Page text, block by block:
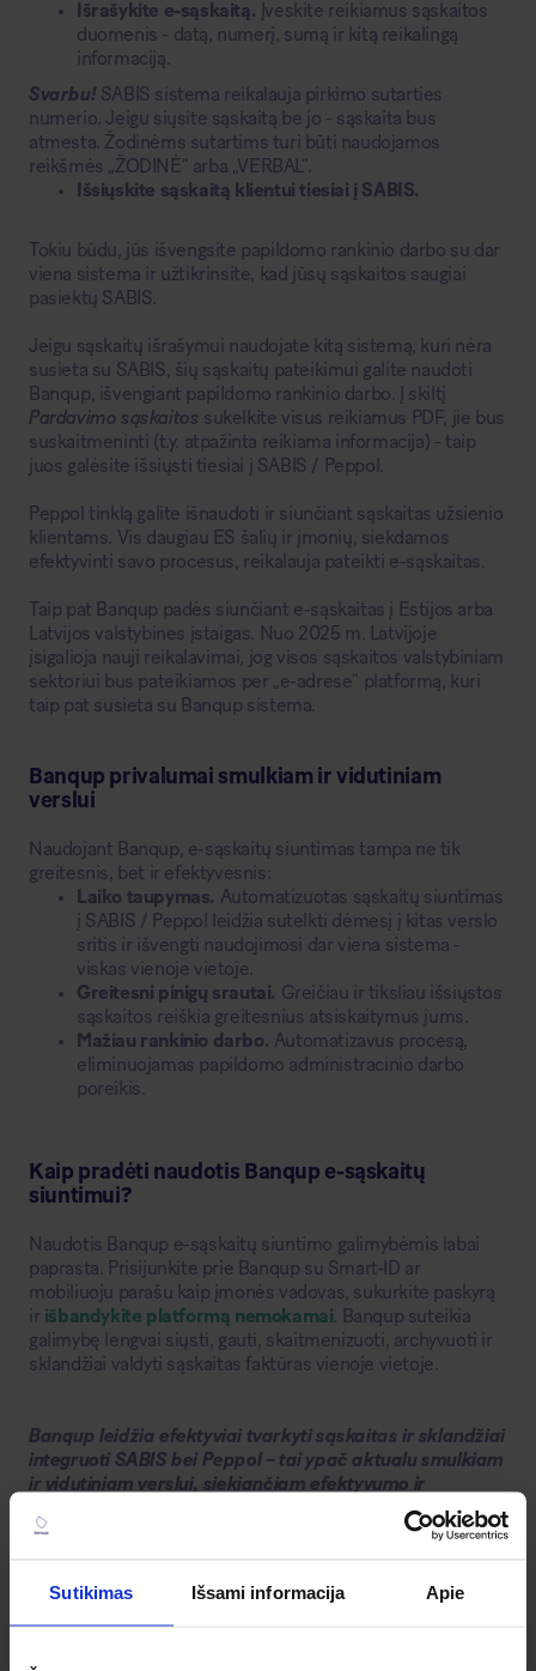
Sutikimas Išsami informacija Apie
Išrašykite e-sąskaitą. Įveskite reikiamus sąskaitos
duomenis - datą, numerį, sumą ir kitą reikalingą
informaciją.
Svarbu! SABIS sistema reikalauja pirkimo sutarties
numerio. Jeigu siųsite sąskaitą be jo - sąskaita bus
atmesta. Žodinėms sutartims turi būti naudojamos
reikšmės „ŽODINĖ“ arba „VERBAL“.
Išsiųskite sąskaitą klientui tiesiai į SABIS.
Tokiu būdu, jūs išvengsite papildomo rankinio darbo su dar
viena sistema ir užtikrinsite, kad jūsų sąskaitos saugiai
pasiektų SABIS.
Jeigu sąskaitų išrašymui naudojate kitą sistemą, kuri nėra
susieta su SABIS, šių sąskaitų pateikimui galite naudoti
Banqup, išvengiant papildomo rankinio darbo. Į skiltį
Pardavimo sąskaitos sukelkite visus reikiamus PDF, jie bus
suskaitmeninti (t.y. atpažinta reikiama informacija) - taip
juos galėsite išsiųsti tiesiai į SABIS / Peppol.
Peppol tinklą galite išnaudoti ir siunčiant sąskaitas užsienio
klientams. Vis daugiau ES šalių ir įmonių, siekdamos
efektyvinti savo procesus, reikalauja pateikti e-sąskaitas.
Taip pat Banqup padės siunčiant e-sąskaitas į Estijos arba
Latvijos valstybines įstaigas. Nuo 2025 m. Latvijoje
įsigalioja nauji reikalavimai, jog visos sąskaitos valstybiniam
sektoriui bus pateikiamos per „e-adrese“ platformą, kuri
taip pat susieta su Banqup sistema.
Banqup privalumai smulkiam ir vidutiniam
verslui
Naudojant Banqup, e-sąskaitų siuntimas tampa ne tik
greitesnis, bet ir efektyvesnis:
Laiko taupymas. Automatizuotas sąskaitų siuntimas
į SABIS / Peppol leidžia sutelkti dėmesį į kitas verslo
sritis ir išvengti naudojimosi dar viena sistema -
viskas vienoje vietoje.
Greitesni pinigų srautai. Greičiau ir tiksliau išsiųstos
sąskaitos reiškia greitesnius atsiskaitymus jums.
Mažiau rankinio darbo. Automatizavus procesą,
eliminuojamas papildomo administracinio darbo
poreikis.
Kaip pradėti naudotis Banqup e-sąskaitų
siuntimui?
Naudotis Banqup e-sąskaitų siuntimo galimybėmis labai
paprasta. Prisijunkite prie Banqup su Smart-ID ar
mobiliuoju parašu kaip įmonės vadovas, sukurkite paskyrą
ir išbandykite platformą nemokamai . Banqup suteikia
galimybę lengvai siųsti, gauti, skaitmenizuoti, archyvuoti ir
sklandžiai valdyti sąskaitas faktūras vienoje vietoje.
Banqup leidžia efektyviai tvarkyti sąskaitas ir sklandžiai
integruoti SABIS bei Peppol – tai ypač aktualu smulkiam
ir vidutiniam verslui, siekiančiam efektyvumo ir
kontrolės. Pradėkite naudotis Banqup šiandien ir
optimizuokite savo sąskaitų siuntimą į SABIS bei Peppol!